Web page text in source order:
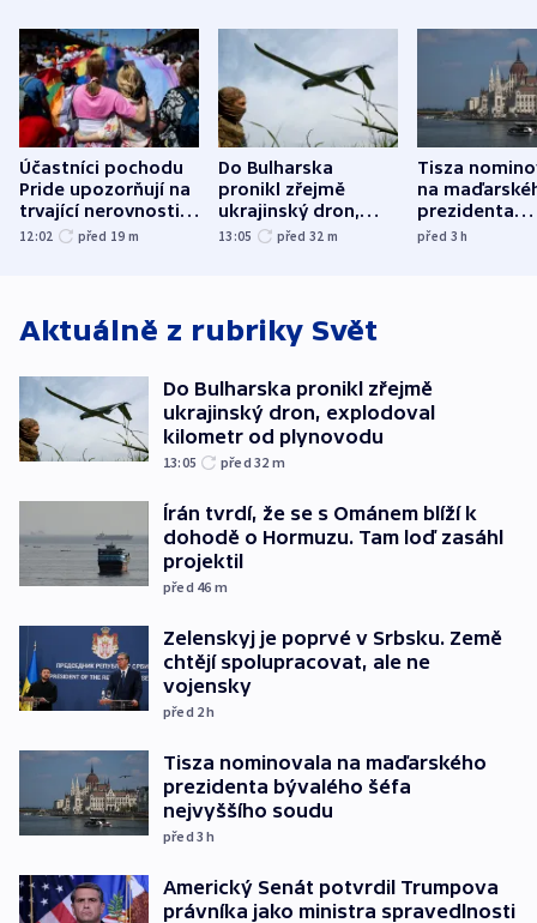
Účastníci pochodu
Pride upozorňují na
trvající nerovnosti i
společenskou
12:02 před 19 m
Do Bulharska
pronikl zřejmě
ukrajinský dron,
explodoval kilometr
13:05 před 32 m
Tisza
na
prezidenta
bývalého
před 3h
Aktuálně z rubriky Svět
Do Bulharska pronikl zřejmě
ukrajinský dron, explodoval
kilometr od plynovodu
13:05 před 32 m
Írán tvrdí, že se s Ománem blíží k
dohodě o Hormuzu. Tam loď zasáhl
projektil
před 46 m
Zelenskyj je poprvé v Srbsku. Země
chtějí spolupracovat, ale ne
vojensky
před 2h
Tisza nominovala na maďarského
prezidenta bývalého šéfa
nejvyššího soudu
před 3h
Americký Senát potvrdil Trumpova
právníka jako ministra spravedlnosti